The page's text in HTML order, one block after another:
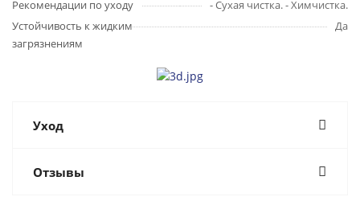
Рекомендации по уходу
- Сухая чистка. - Химчистка.
Устойчивость к жидким
загрязнениям
Да
Уход
Отзывы